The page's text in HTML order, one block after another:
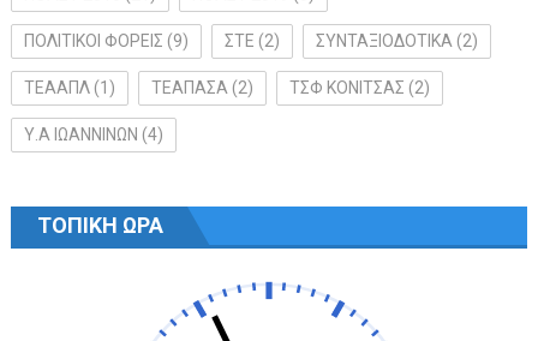
ΠΟΛΙΤΙΚΟΙ ΦΟΡΕΙΣ (9) ΣΤΕ (2) ΣΥΝΤΑΞΙΟΔΟΤΙΚΑ (2)
ΤΕΑΑΠΛ(1) ΤΕΑΠΑΣΑ (2) ΤΣΦ ΚΟΝΙΤΣΑΣ (2)
Υ.Α ΙΩΑΝΝΙΝΩΝ (4)
ΤΟΠΙΚΗ ΩΡΑ